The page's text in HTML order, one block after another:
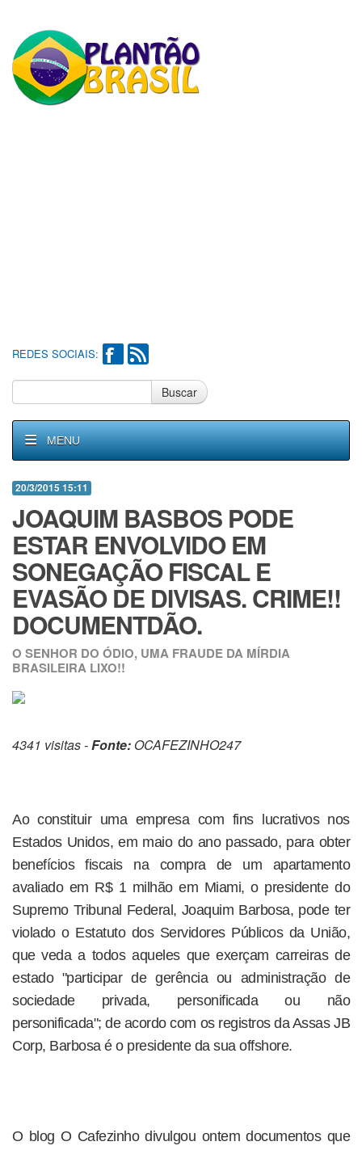
REDES SOCIAIS:
Buscar
MENU
20/3/2015 15:11
JOAQUIM BASBOS PODE
ESTAR ENVOLVIDO EM
SONEGAÇÃO FISCAL E
EVASÃO DE DIVISAS. CRIME!!
DOCUMENTDÃO.
O SENHOR DO ÓDIO, UMA FRAUDE DA MÍRDIA
BRASILEIRA LIXO!!
4341 visitas -Fonte: OCAFEZINHO247
Ao constituir uma empresa com fins lucrativos nos
Estados Unidos, em maio do ano passado, para obter
benefícios fiscais na compra de um apartamento
avaliado em R$ 1 milhão em Miami, o presidente do
Supremo Tribunal Federal, Joaquim Barbosa, pode ter
violado o Estatuto dos Servidores Públicos da União,
que veda a todos aqueles que exerçam carreiras de
estado "participar de gerência ou administração de
sociedade privada, personificada ou não
personificada"; de acordo com os registros da Assas JB
Corp, Barbosa é o presidente da sua offshore.
O blog O Cafezinho divulgou ontem documentos que